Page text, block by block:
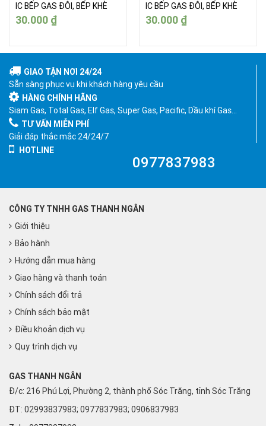
IC BẾP GAS ĐÔI, BẾP KHÈ
30.000 ₫
IC BẾP GAS ĐÔI, BẾP KHÈ
30.000 ₫
GIAO TẬN NƠI 24/24
Sẵn sàng phục vụ khi khách hàng yêu cầu
HÀNG CHÍNH HÃNG
Siam Gas, Total Gas, Elf Gas, Super Gas, Pacific, Dầu khí Gas…
TƯ VẤN MIỄN PHÍ
Giải đáp thắc mắc 24/24/7
HOTLINE
0977837983
CÔNG TY TNHH GAS THANH NGÂN
Giới thiệu
Bảo hành
Hướng dẫn mua hàng
Giao hàng và thanh toán
Chính sách đổi trả
Chính sách bảo mật
Điều khoản dịch vụ
Quy trình dịch vụ
GAS THANH NGÂN
Đ/c: 216 Phú Lợi, Phường 2, thành phố Sóc Trăng, tỉnh Sóc Trăng
ĐT: 02993837983; 0977837983; 0906837983